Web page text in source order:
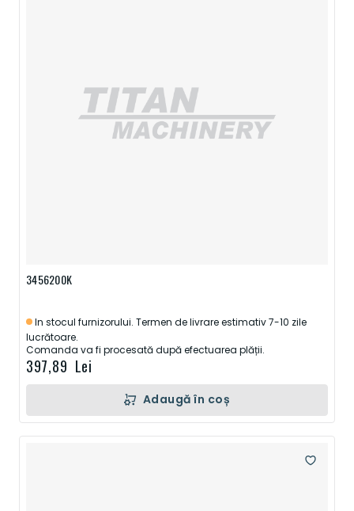
3456200K
In stocul furnizorului. Termen de livrare estimativ 7-10 zile
lucrătoare.
Comanda va fi procesată după efectuarea plății.
397,89 Lei
Adaugă în coș